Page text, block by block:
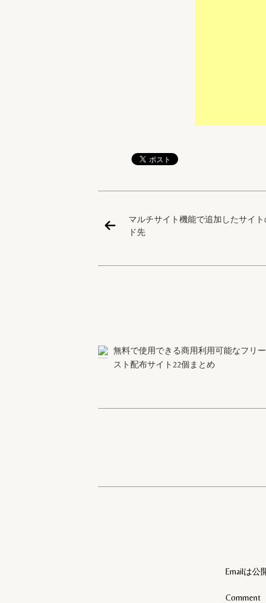
マルチサイト機能で追加したサイ
ド先
無料で使用できる商用利用可能なフリ
スト配布サイト22個まとめ
Emailは公
Comment